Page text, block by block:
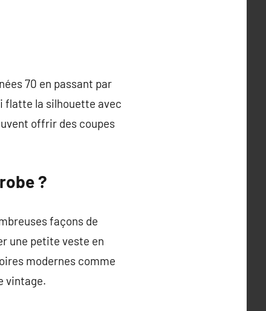
70 en passant par
flatte la silhouette avec
offrir des coupes
?
façons de
une petite veste en
modernes comme
vintage.